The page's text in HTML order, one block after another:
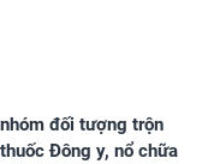
đối tượng trộn
Đông y, nổ chữa